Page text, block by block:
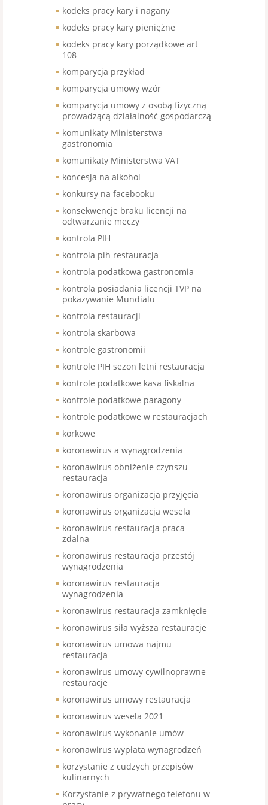
kodeks pracy kary i nagany
kodeks pracy kary pieniężne
kodeks pracy kary porządkowe art
108
komparycja przykład
komparycja umowy wzór
komparycja umowy z osobą fizyczną
prowadzącą działalność gospodarczą
komunikaty Ministerstwa
gastronomia
komunikaty Ministerstwa VAT
koncesja na alkohol
konkursy na facebooku
konsekwencje braku licencji na
odtwarzanie meczy
kontrola PIH
kontrola pih restauracja
kontrola podatkowa gastronomia
kontrola posiadania licencji TVP na
pokazywanie Mundialu
kontrola restauracji
kontrola skarbowa
kontrole gastronomii
kontrole PIH sezon letni restauracja
kontrole podatkowe kasa fiskalna
kontrole podatkowe paragony
kontrole podatkowe w restauracjach
korkowe
koronawirus a wynagrodzenia
koronawirus obniżenie czynszu
restauracja
koronawirus organizacja przyjęcia
koronawirus organizacja wesela
koronawirus restauracja praca
zdalna
koronawirus restauracja przestój
wynagrodzenia
koronawirus restauracja
wynagrodzenia
koronawirus restauracja zamknięcie
koronawirus siła wyższa restauracje
koronawirus umowa najmu
restauracja
koronawirus umowy cywilnoprawne
restauracje
koronawirus umowy restauracja
koronawirus wesela 2021
koronawirus wykonanie umów
koronawirus wypłata wynagrodzeń
korzystanie z cudzych przepisów
kulinarnych
Korzystanie z prywatnego telefonu w